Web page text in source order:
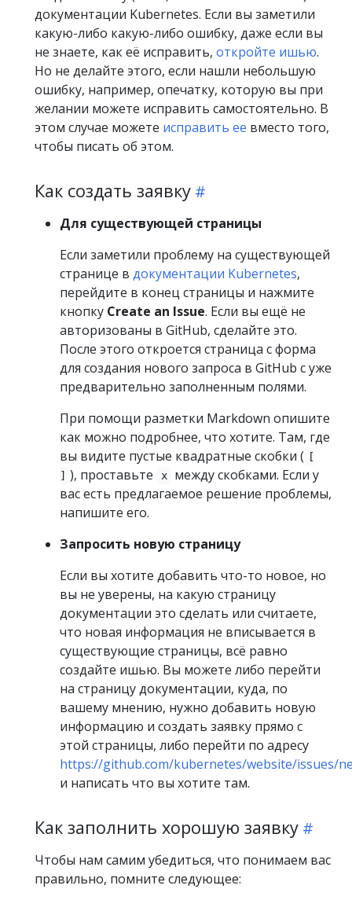
документации Kubernetes. Если вы заметили
какую-либо какую-либо ошибку, даже если вы
не знаете, как её исправить, откройте ишью.
Но не делайте этого, если нашли небольшую
ошибку, например, опечатку, которую вы при
желании можете исправить самостоятельно. В
этом случае можете исправить ее вместо того,
чтобы писать об этом.
Как создать заявку
Для существующей страницы
Если заметили проблему на существующей
странице в документации Kubernetes,
перейдите в конец страницы и нажмите
кнопку Create an Issue. Если вы ещё не
авторизованы в GitHub, сделайте это.
После этого откроется страница с форма
для создания нового запроса в GitHub с уже
предварительно заполненным полями.
При помощи разметки Markdown опишите
как можно подробнее, что хотите. Там, где
вы видите пустые квадратные скобки (
[
] ), проставьте x
между скобками. Если у
вас есть предлагаемое решение проблемы,
напишите его.
Запросить новую страницу
Если вы хотите добавить что-то новое, но
вы не уверены, на какую страницу
документации это сделать или считаете,
что новая информация не вписывается в
существующие страницы, всё равно
создайте ишью. Вы можете либо перейти
на страницу документации, куда, по
вашему мнению, нужно добавить новую
информацию и создать заявку прямо с
этой страницы, либо перейти по адресу
https://github.com/kubernetes/website/issues/
и написать что вы хотите там.
Как заполнить хорошую заявку
Чтобы нам самим убедиться, что понимаем вас
правильно, помните следующее: